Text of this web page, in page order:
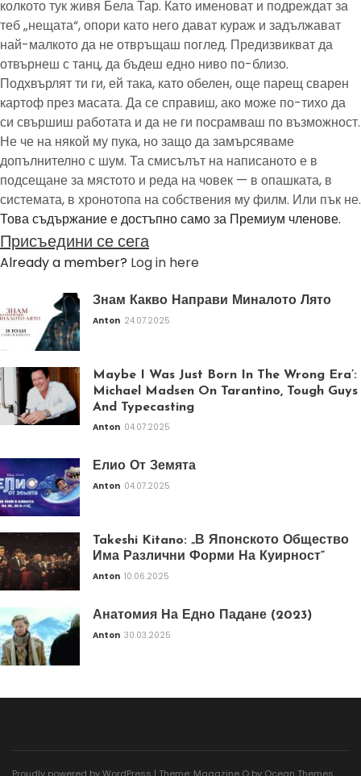
колкото тук живя Бела Тар. Като именоват и подреждат за
теб „нещата“, опори като него дават кураж и задължават
най-малкото да не отвръщаш поглед. Предизвикват да
отвърнеш с танц, да бъдеш едно ниво по-близо.
Подхвърлят ти ги, ей така, като обелен, още парещ сварен
картоф през масата. Да се справиш, ако може по-тихо да
си свършиш работата и да не ги посрамваш по възможност.
Не че на някой му пука, но защо да замърсяваме
допълнително с шум. Та смисълът на написаното е в
подсещане за мястото и реда на човек — в опашката, в
системата, в хронотопа на собствения му филм. Или пък не.
Това съдържание е достъпно само за Премиум членове.
Присъедини се сега
Already a member? Log in here
Знам Какво Направи Миналото Лято
Anton 24.07.2025
Maybe I Was Just Born In The Wrong Era’:
Michael Madsen On Tarantino, Tough Guys
And Typecasting
Anton 04.07.2025
Елио От Земята
Anton 04.07.2025
Takeshi Kitano: „В Японското Общество
Има Различни Форми На Куирност“
Anton 10.06.2025
Анатомия На Едно Падане (2023)
Anton 30.03.2025